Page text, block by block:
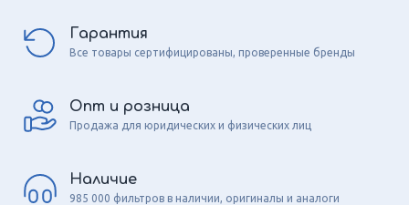
Гарантия
Все товары сертифицированы, проверенные бренды
Опт и розница
Продажа для юридических и физических лиц
Наличие
985 000 фильтров в наличии, оригиналы и аналоги